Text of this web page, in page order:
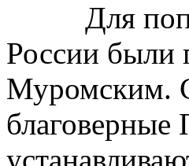
Для
России были
Муромским.